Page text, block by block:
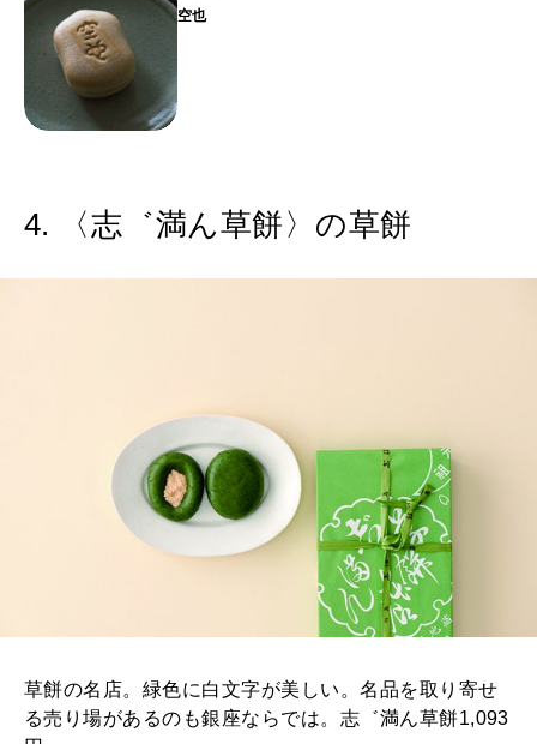
空也
4. 〈志゛満ん草餅〉の草餅
草餅の名店。緑色に白文字が美しい。名品を取り寄せ
る売り場があるのも銀座ならでは。志゛満ん草餅1,093